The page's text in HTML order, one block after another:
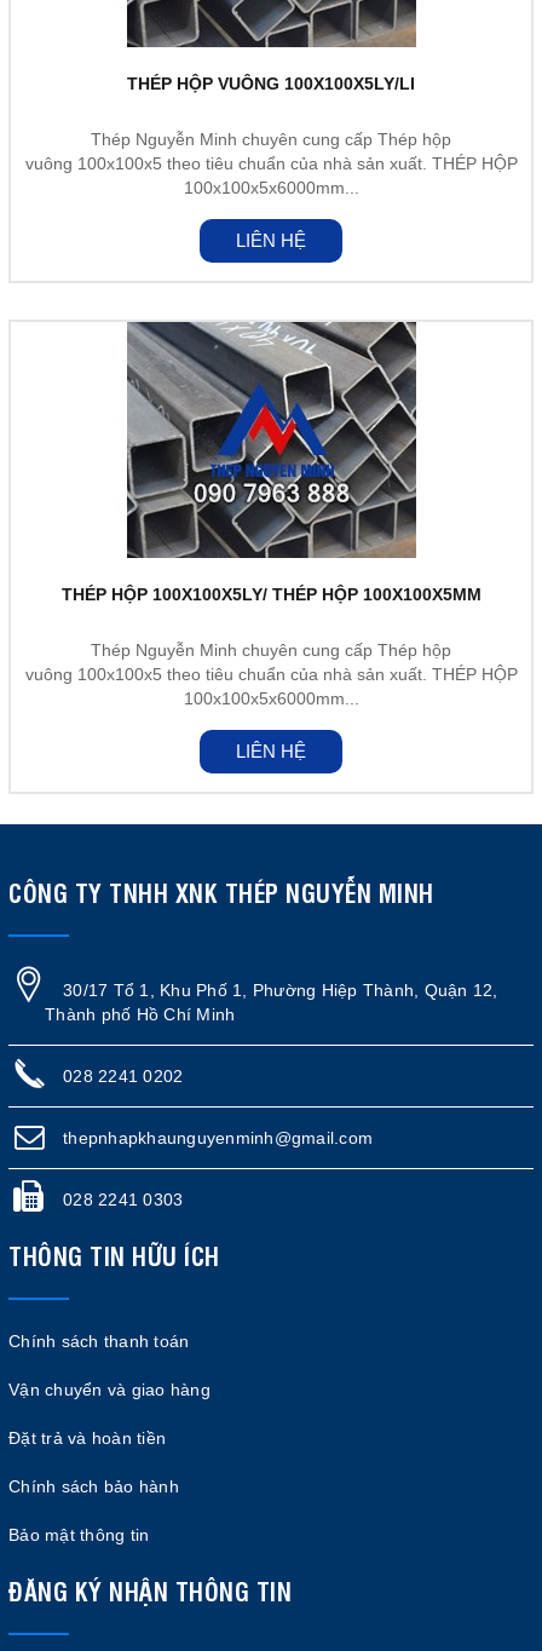
THÉP HỘP VUÔNG 100X100X5LY/LI
Thép Nguyễn Minh chuyên cung cấp Thép hộp
vuông 100x100x5 theo tiêu chuẩn của nhà sản xuất. THÉP HỘP
100x100x5x6000mm...
LIÊN HỆ
THÉP HỘP 100X100X5LY/ THÉP HỘP 100X100X5MM
Thép Nguyễn Minh chuyên cung cấp Thép hộp
vuông 100x100x5 theo tiêu chuẩn của nhà sản xuất. THÉP HỘP
100x100x5x6000mm...
LIÊN HỆ
CÔNG TY TNHH XNK THÉP NGUYỄN MINH
30/17 Tổ 1, Khu Phố 1, Phường Hiệp Thành, Quận 12,
Thành phố Hồ Chí Minh
028 2241 0202
thepnhapkhaunguyenminh@gmail.com
028 2241 0303
THÔNG TIN HỮU ÍCH
Chính sách thanh toán
Vận chuyển và giao hàng
Đặt trả và hoàn tiền
Chính sách bảo hành
Bảo mật thông tin
ĐĂNG KÝ NHẬN THÔNG TIN